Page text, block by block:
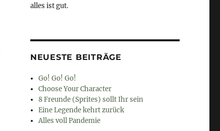
alles ist gut.
NEUESTE BEITRÄGE
Go! Go! Go!
Choose Your Character
8 Freunde (Sprites) sollt Ihr sein
Eine Legende kehrt zurück
Alles voll Pandemie